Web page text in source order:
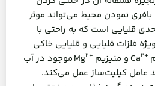
نمودن محیط می‌تواند موثر
قلیایی است که به راحتی با
فلزات قلیایی و قلیایی خاکی
+
Ca2 و منیزیم +
Mg2
موجود در آب
عامل کیلیت‌ساز عمل می‌کند.